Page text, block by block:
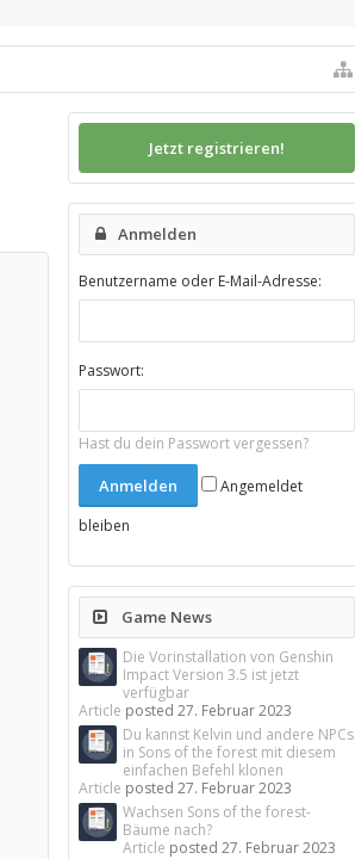
Jetzt registrieren!
Anmelden
Benutzername oder E-Mail-Adresse:
Passwort:
Hast du dein Passwort vergessen?
Angemeldet
bleiben
Game News
Die Vorinstallation von Genshin
Impact Version 3.5 ist jetzt
verfügbar
Article posted27. Februar 2023
Du kannst Kelvin und andere NPCs
in Sons of the forest mit diesem
einfachen Befehl klonen
Article posted27. Februar 2023
Wachsen Sons of the forest-
Bäume nach?
Article posted27. Februar 2023